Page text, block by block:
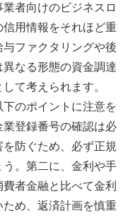
者向けのビジネスロ
用情報をそれほど重
ファクタリングや後
なる形態の資金調達
て考えられます。
のポイントに注意を
登録番号の確認は必
防ぐため、必ず正規
。第二に、金利や手
者金融と比べて金利
め、返済計画を慎重